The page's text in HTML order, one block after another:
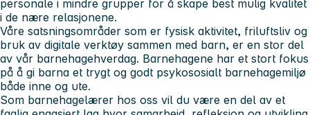
personale i mindre grupper for å skape best mulig kvalitet
i de nære relasjonene.
Våre satsningsområder som er fysisk aktivitet, friluftsliv og
bruk av digitale verktøy sammen med barn, er en stor del
av vår barnehagehverdag. Barnehagene har et stort fokus
på å gi barna et trygt og godt psykososialt barnehagemiljø
både inne og ute.
Som barnehagelærer hos oss vil du være en del av et